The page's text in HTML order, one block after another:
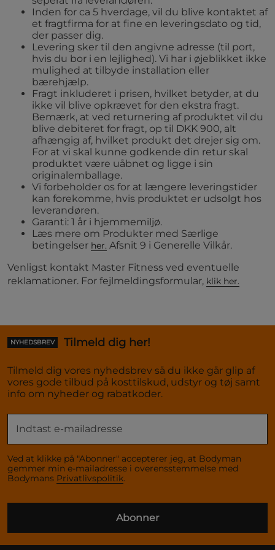
Inden for ca 5 hverdage, vil du blive kontaktet af
et fragtfirma for at fine en leveringsdato og tid,
der passer dig.
Levering sker til den angivne adresse (til port,
hvis du bor i en lejlighed). Vi har i øjeblikket ikke
mulighed at tilbyde installation eller
bærehjælp.
Fragt inkluderet i prisen, hvilket betyder, at du
ikke vil blive opkrævet for den ekstra fragt.
Bemærk, at ved returnering af produktet vil du
blive debiteret for fragt, op til DKK 900, alt
afhængig af, hvilket produkt det drejer sig om.
For at vi skal kunne godkende din retur skal
produktet være uåbnet og ligge i sin
originalemballage.
Vi forbeholder os for at længere leveringstider
kan forekomme, hvis produktet er udsolgt hos
leverandøren.
Garanti: 1 år i hjemmemiljø.
Læs mere om Produkter med Særlige
betingelser her. Afsnit 9 i Generelle Vilkår.
Venligst kontakt Master Fitness ved eventuelle
reklamationer. For fejlmeldingsformular, klik her.
NYHEDSBREV Tilmeld dig her!
Tilmeld dig vores nyhedsbrev så du ikke går glip af
vores gode tilbud på kosttilskud, udstyr og tøj samt
info om nyheder og rabatkoder.
Ved at klikke på "Abonner" accepterer jeg, at Bodyman
gemmer min e-mailadresse i overensstemmelse med
Bodymans Privatlivspolitik.
Abonner